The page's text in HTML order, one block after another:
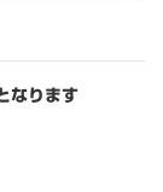
なります